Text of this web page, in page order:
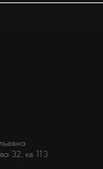
32, кв 113